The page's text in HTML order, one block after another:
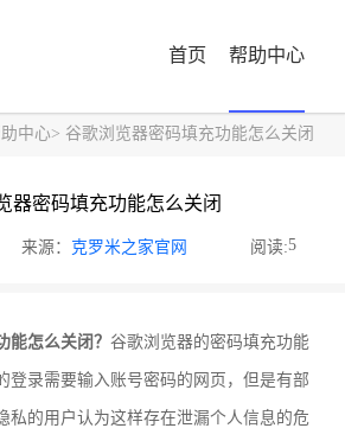
首页 帮助中心
中心> 谷歌浏览器密码填充功能怎么关闭
器密码填充功能怎么关闭
来源： 克罗米之家官网 阅读:5
能怎么关闭？ 谷歌浏览器的密码填充功能
登录需要输入账号密码的网页，但是有部
私的用户认为这样存在泄漏个人信息的危